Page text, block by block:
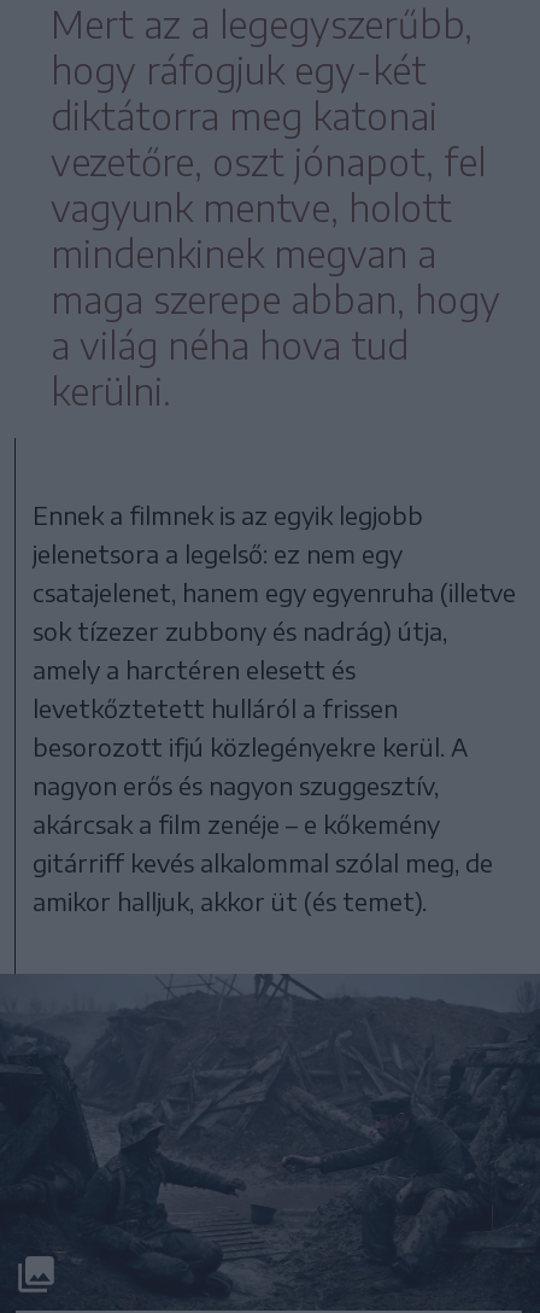
Mert az a legegyszerűbb,
hogy ráfogjuk egy-két
diktátorra meg katonai
vezetőre, oszt jónapot, fel
vagyunk mentve, holott
mindenkinek megvan a
maga szerepe abban, hogy
a világ néha hova tud
kerülni.
Ennek a filmnek is az egyik legjobb
jelenetsora a legelső: ez nem egy
csatajelenet, hanem egy egyenruha (illetve
sok tízezer zubbony és nadrág) útja,
amely a harctéren elesett és
levetkőztetett hulláról a frissen
besorozott ifjú közlegényekre kerül. A
nagyon erős és nagyon szuggesztív,
akárcsak a film zenéje – e kőkemény
gitárriff kevés alkalommal szólal meg, de
amikor halljuk, akkor üt (és temet).